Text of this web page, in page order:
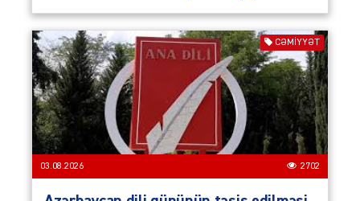
CƏMIYYƏT
03.08.2026 2702